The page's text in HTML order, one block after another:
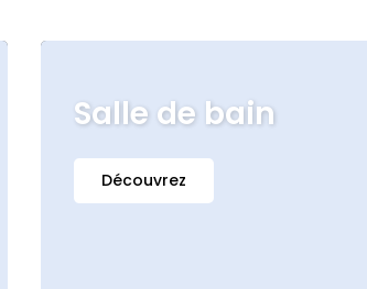
Salle de bain
Découvrez